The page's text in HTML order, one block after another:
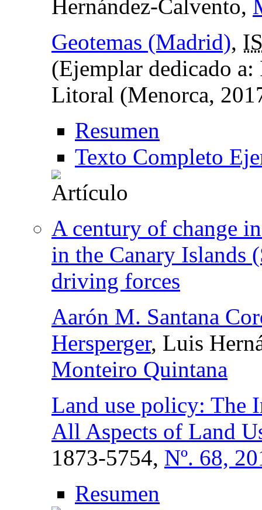
Hernández-Calvento,
Geotemas (Madrid),
(Ejemplar dedicado
Litoral (Menorca,
Resumen
Texto Completo
A century of change
in the Canary Islands
driving forces
Aarón M. Santana
Hersperger, Luis
Monteiro Quintana
Land use policy: The
All Aspects of Land
1873-5754, Nº. 68,
Resumen